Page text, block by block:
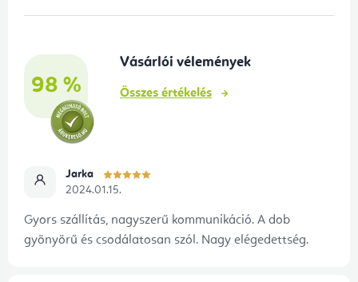
98 %
Vásárlói vélemények
Összes értékelés
Jarka
2024.01.15.
Gyors szállítás, nagyszerű kommunikáció. A dob
gyönyörű és csodálatosan szól. Nagy elégedettség.